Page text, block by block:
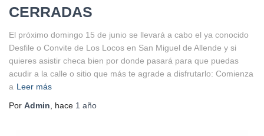
CERRADAS
El próximo domingo 15 de junio se llevará a cabo el ya conocido
Desfile o Convite de Los Locos en San Miguel de Allende y si
quieres asistir checa bien por donde pasará para que puedas
acudir a la calle o sitio que más te agrade a disfrutarlo: Comienza
a Leer más
Por Admin , hace 1 año